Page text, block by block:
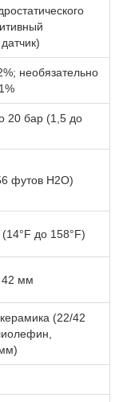
необязательно
20 бар (1,5 до
футов H2O)
до 158°F)
мм
(22/42